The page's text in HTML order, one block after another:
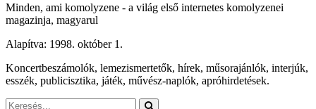
Minden, ami komolyzene - a világ első internetes komolyzenei
magazinja, magyarul
Alapítva: 1998. október 1.
Koncertbeszámolók, lemezismertetők, hírek, műsorajánlók, interjúk,
esszék, publicisztika, játék, művész-naplók, apróhirdetések.